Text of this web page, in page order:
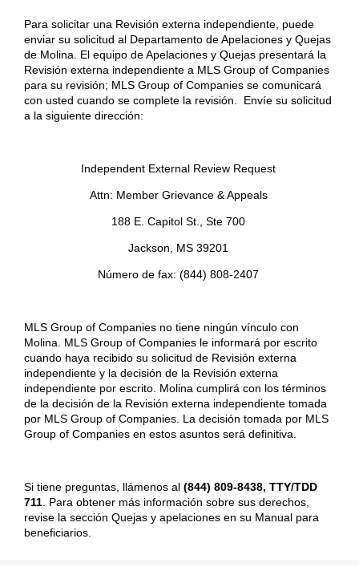
Para solicitar una Revisión externa independiente, puede
enviar su solicitud al Departamento de Apelaciones y Quejas
de Molina. El equipo de Apelaciones y Quejas presentará la
Revisión externa independiente a MLS Group of Companies
para su revisión; MLS Group of Companies se comunicará
con usted cuando se complete la revisión. Envíe su solicitud
a la siguiente dirección:
Independent External Review Request
Attn: Member Grievance & Appeals
188 E. Capitol St., Ste 700
Jackson, MS 39201
Número de fax: (844) 808-2407
MLS Group of Companies no tiene ningún vínculo con
Molina. MLS Group of Companies le informará por escrito
cuando haya recibido su solicitud de Revisión externa
independiente y la decisión de la Revisión externa
independiente por escrito. Molina cumplirá con los términos
de la decisión de la Revisión externa independiente tomada
por MLS Group of Companies. La decisión tomada por MLS
Group of Companies en estos asuntos será definitiva.
Si tiene preguntas, llámenos al (844) 809-8438, TTY/TDD
711. Para obtener más información sobre sus derechos,
revise la sección Quejas y apelaciones en su Manual para
beneficiarios.